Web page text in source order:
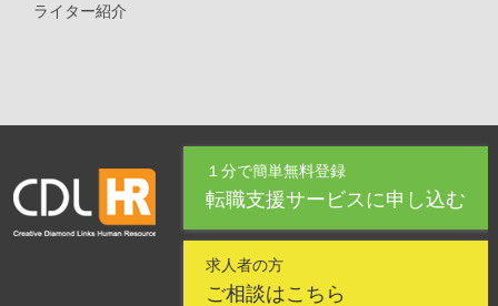
ライター紹介
１分で簡単無料登録
転職支援サービスに申し込む
求人者の方
ご相談はこちら